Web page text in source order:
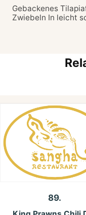
Gebackenes
Zwiebeln In leicht
89.